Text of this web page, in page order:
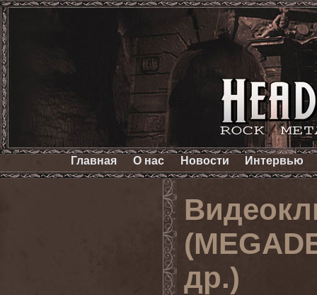
Главная О нас Новости Интервью
др.)